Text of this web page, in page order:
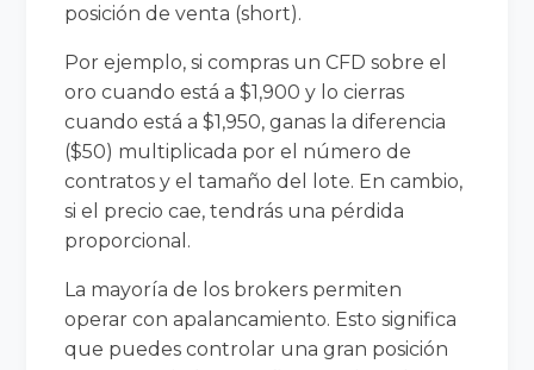
posición de venta (short).
Por ejemplo, si compras un CFD sobre el
oro cuando está a $1,900 y lo cierras
cuando está a $1,950, ganas la diferencia
($50) multiplicada por el número de
contratos y el tamaño del lote. En cambio,
si el precio cae, tendrás una pérdida
proporcional.
La mayoría de los brokers permiten
operar con apalancamiento. Esto significa
que puedes controlar una gran posición